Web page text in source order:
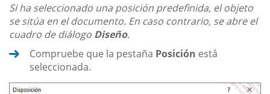
Si ha seleccionado una posición predefinida, el objeto
se sitúa en el documento. En caso contrario, se abre el
cuadro de diálogo Diseño.
Compruebe que la pestaña Posición está
seleccionada.